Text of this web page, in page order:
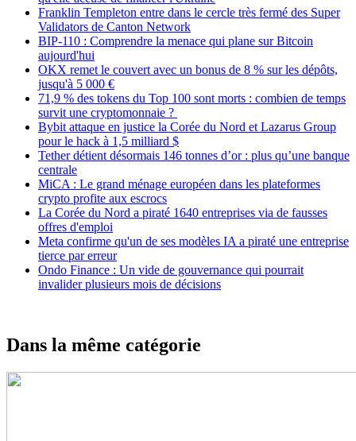
Franklin Templeton entre dans le cercle très fermé des Super
Validators de Canton Network
BIP-110 : Comprendre la menace qui plane sur Bitcoin
aujourd'hui
OKX remet le couvert avec un bonus de 8 % sur les dépôts,
jusqu'à 5 000 €
71,9 % des tokens du Top 100 sont morts : combien de temps
survit une cryptomonnaie ?
Bybit attaque en justice la Corée du Nord et Lazarus Group
pour le hack à 1,5 milliard $
Tether détient désormais 146 tonnes d’or : plus qu’une banque
centrale
MiCA : Le grand ménage européen dans les plateformes
crypto profite aux escrocs
La Corée du Nord a piraté 1640 entreprises via de fausses
offres d'emploi
Meta confirme qu'un de ses modèles IA a piraté une entreprise
tierce par erreur
Ondo Finance : Un vide de gouvernance qui pourrait
invalider plusieurs mois de décisions
Dans la même catégorie